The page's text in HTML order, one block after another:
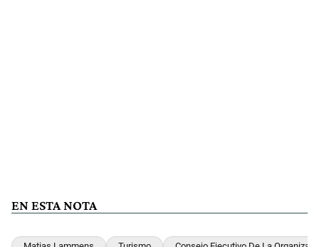
EN ESTA NOTA